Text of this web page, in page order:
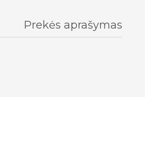
Prekės aprašymas